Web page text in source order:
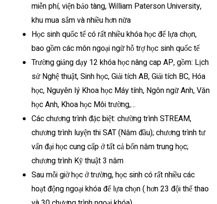
miễn phí, viện bảo tàng, William Paterson University,
khu mua sắm và nhiều hơn nữa
Học sinh quốc tế có rất nhiều khóa học để lựa chọn,
bao gồm các môn ngoại ngữ hỗ trợ học sinh quốc tế
Trường giảng dạy 12 khóa học nâng cap AP, gồm: Lịch
sử Nghệ thuật, Sinh học, Giải tích AB, Giải tích BC, Hóa
học, Nguyên lý Khoa học Máy tính, Ngôn ngữ Anh, Văn
học Anh, Khoa học Môi trường,…
Các chương trình đặc biệt: chường trình STREAM,
chương trình luyện thi SAT (Năm đầu); chương trình tư
vấn đại học cung cấp ở tất cả bốn năm trung học;
chương trình Kỹ thuật 3 năm
Sau mỗi giờ học ở trường, học sinh có rất nhiều các
hoạt động ngoại khóa để lựa chọn ( hơn 23 đội thể thao